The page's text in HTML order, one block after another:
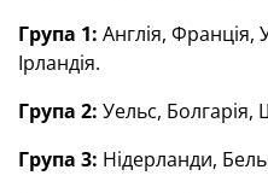
Група 1: Англія, Франція,
Ірландія.
Група 2: Уельс, Болгарія,
Група 3: Нідерланди,